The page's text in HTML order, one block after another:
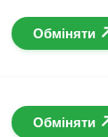
Обміняти
Обміняти